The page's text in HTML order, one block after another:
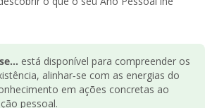
está disponível para compreender os
alinhar‑se com as energias do
em ações concretas ao
pessoal.